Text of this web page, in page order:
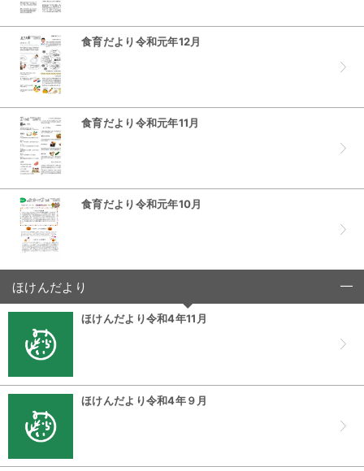
食育だより令和元年12月
食育だより令和元年11月
食育だより令和元年10月
ほけんだより
ほけんだより令和4年11月
ほけんだより令和4年９月